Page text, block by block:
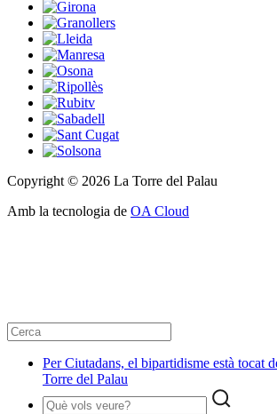
Copyright © 2026 La Torre del Palau
Amb la tecnologia de OA Cloud
Per Ciutadans, el bipartidisme està tocat
Torre del Palau